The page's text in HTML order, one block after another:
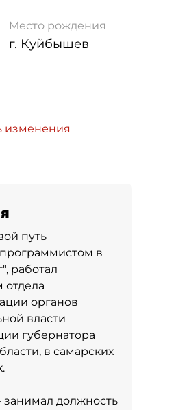
Место рождения
г. Куйбышев
изменения
путь
в
работал
отдела
органов
власти
губернатора
в самарских
занимал должность